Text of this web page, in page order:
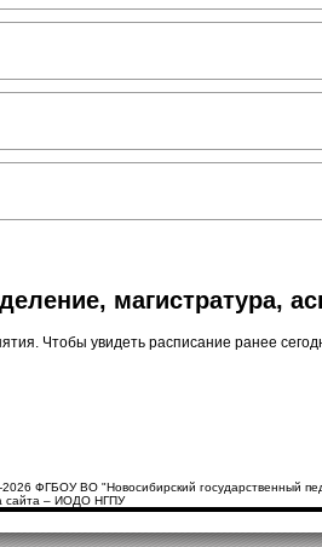
магистратура,
Чтобы увидеть расписание ранее
ФГБОУ ВО "Новосибирский государственный
сайта – ИОДО НГПУ